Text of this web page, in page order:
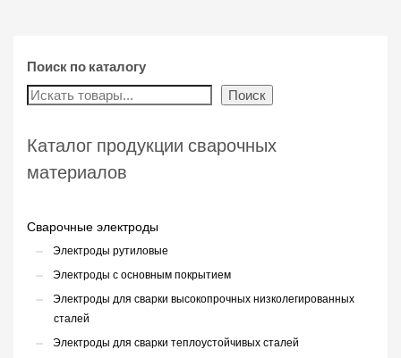
Поиск по каталогу
Поиск
Каталог продукции сварочных
материалов
Сварочные электроды
Электроды рутиловые
Электроды с основным покрытием
Электроды для сварки высокопрочных низколегированных
сталей
Электроды для сварки теплоустойчивых сталей